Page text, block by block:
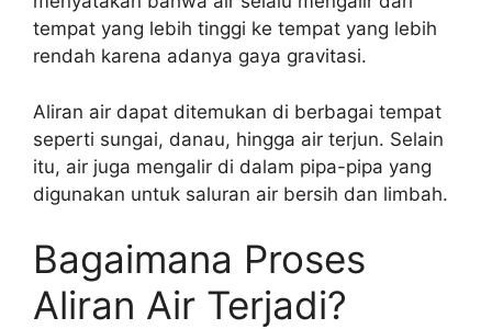
tempat yang lebih tinggi ke tempat yang lebih
rendah karena adanya gaya gravitasi.
Aliran air dapat ditemukan di berbagai tempat
seperti sungai, danau, hingga air terjun. Selain
itu, air juga mengalir di dalam pipa-pipa yang
digunakan untuk saluran air bersih dan limbah.
Bagaimana Proses
Aliran Air Terjadi?